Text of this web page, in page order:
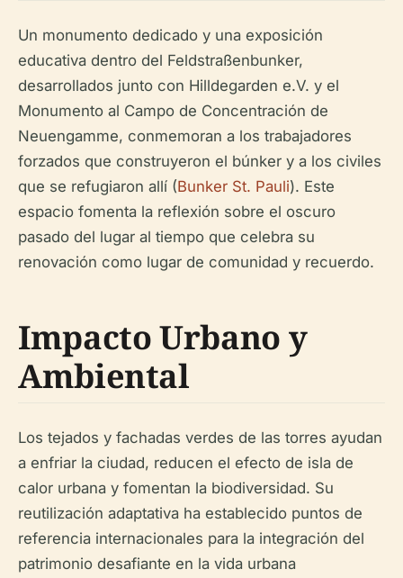
Un monumento dedicado y una exposición
educativa dentro del Feldstraßenbunker,
desarrollados junto con Hilldegarden e.V. y el
Monumento al Campo de Concentración de
Neuengamme, conmemoran a los trabajadores
forzados que construyeron el búnker y a los civiles
que se refugiaron allí (Bunker St. Pauli). Este
espacio fomenta la reflexión sobre el oscuro
pasado del lugar al tiempo que celebra su
renovación como lugar de comunidad y recuerdo.
Impacto Urbano y
Ambiental
Los tejados y fachadas verdes de las torres ayudan
a enfriar la ciudad, reducen el efecto de isla de
calor urbana y fomentan la biodiversidad. Su
reutilización adaptativa ha establecido puntos de
referencia internacionales para la integración del
patrimonio desafiante en la vida urbana